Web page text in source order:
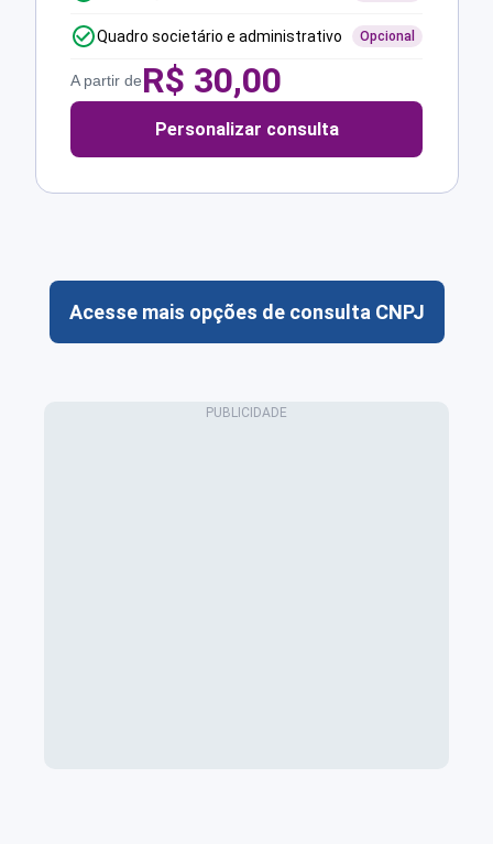
Quadro societário e administrativo Opcional
A partir deR$ 30,00
Personalizar consulta
Acesse mais opções de consulta CNPJ